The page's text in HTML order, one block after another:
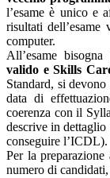
l’esame è unico e
risultati dell’esame
computer.
All’esame bisogna
valido e Skills
Standard, si
data di
coerenza con il
descrive in dettaglio
conseguire l’ICDL).
Per la
numero di